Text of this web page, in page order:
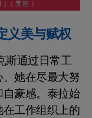
义美与赋权
斯通过日常工
她在尽最大努
豪感。泰拉始
工作组织上的